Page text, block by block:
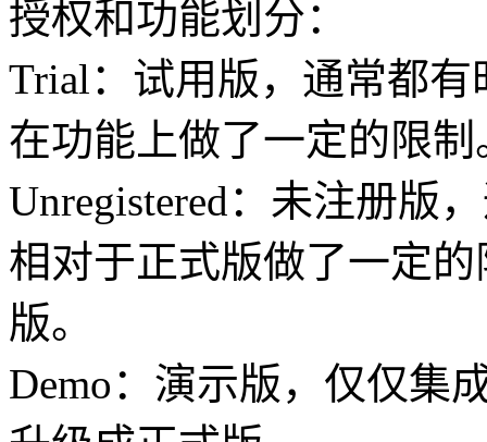
授权和功能划分：
Trial：试用版，通常都
在功能上做了一定的限
Unregistered：未注册版
相对于正式版做了一定
版。
Demo：演示版，仅仅集